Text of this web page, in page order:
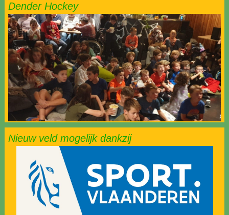
Dender Hockey
Nieuw veld mogelijk dankzij